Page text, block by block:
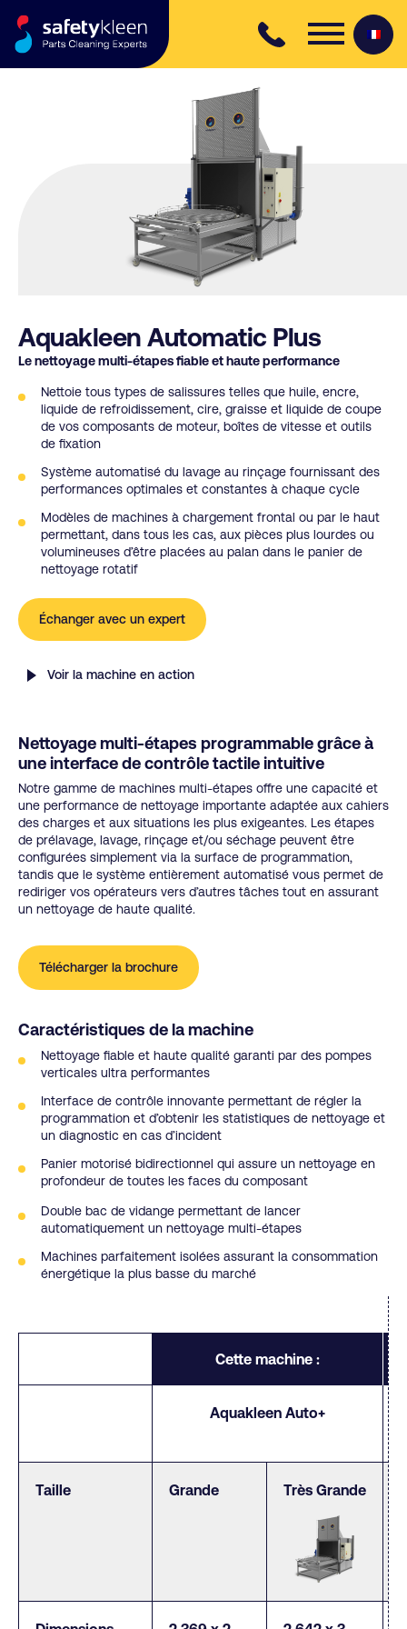
Aquakleen Automatic Plus
Le nettoyage multi-étapes fiable et haute performance
Nettoie tous types de salissures telles que huile, encre,
liquide de refroidissement, cire, graisse et liquide de coupe
de vos composants de moteur, boîtes de vitesse et outils
de fixation
Système automatisé du lavage au rinçage fournissant des
performances optimales et constantes à chaque cycle
Modèles de machines à chargement frontal ou par le haut
permettant, dans tous les cas, aux pièces plus lourdes ou
volumineuses d’être placées au palan dans le panier de
nettoyage rotatif
Échanger avec un expert
Voir la machine en action
Nettoyage multi-étapes programmable grâce à
une interface de contrôle tactile intuitive
Notre gamme de machines multi-étapes offre une capacité et
une performance de nettoyage importante adaptée aux cahiers
des charges et aux situations les plus exigeantes. Les étapes
de prélavage, lavage, rinçage et/ou séchage peuvent être
configurées simplement via la surface de programmation,
tandis que le système entièrement automatisé vous permet de
rediriger vos opérateurs vers d’autres tâches tout en assurant
un nettoyage de haute qualité.
Télécharger la brochure
Caractéristiques de la machine
Nettoyage fiable et haute qualité garanti par des pompes
verticales ultra performantes
Interface de contrôle innovante permettant de régler la
programmation et d’obtenir les statistiques de nettoyage et
un diagnostic en cas d’incident
Panier motorisé bidirectionnel qui assure un nettoyage en
profondeur de toutes les faces du composant
Double bac de vidange permettant de lancer
automatiquement un nettoyage multi-étapes
Machines parfaitement isolées assurant la consommation
énergétique la plus basse du marché
Cette machine :
Aquakleen Auto+
Taille Grande Très Grande